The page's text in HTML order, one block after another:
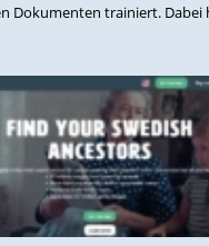
Dokumenten trainiert. Dabei